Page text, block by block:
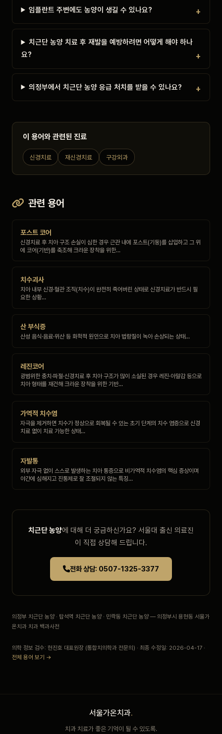
임플란트 주변에도 농양이 생길 수 있나요?
치근단 농양 치료 후 재발을 예방하려면 어떻게 해야 하나
요?
의정부에서 치근단 농양 응급 처치를 받을 수 있나요?
이 용어와 관련된 진료
신경치료 재신경치료 구강외과
관련 용어
포스트 코어
신경치료 후 치아 구조 손실이 심한 경우 근관 내에 포스트(기둥)를 삽입하고 그 위
에 코어(기반)를 축조해 크라운 장착을 위한…
치수괴사
치아 내부 신경·혈관 조직(치수)이 완전히 죽어버린 상태로 신경치료가 반드시 필
요한 상황…
산 부식증
산성 음식·음료·위산 등 화학적 원인으로 치아 법랑질이 녹아 손상되는 상태…
레진코어
광범위한 충치·파절·신경치료 후 치아 구조가 많이 소실된 경우 레진·아말감 등으로
치아 형태를 재건해 크라운 장착을 위한 기반…
가역적 치수염
자극을 제거하면 치수가 정상으로 회복될 수 있는 초기 단계의 치수 염증으로 신경
치료 없이 치료 가능한 상태…
자발통
외부 자극 없이 스스로 발생하는 치아 통증으로 비가역적 치수염의 핵심 증상이며
야간에 심해지고 진통제로 잘 조절되지 않는 특징…
치근단 농양에 대해 더 궁금하신가요? 서울대 출신 의료진
이 직접 상담해 드립니다.
전화 상담: 0507-1325-3377
의정부 치근단 농양 · 탑석역 치근단 농양 · 민락동 치근단 농양 — 의정부시 용현동 서울가
온치과 치과 백과사전
의학 정보 검수: 현진호 대표원장 (통합치의학과 전문의) · 최종 수정일: 2026-04-17 ·
전체 용어 보기 →
서울가온치과.
치과 치료가 좋은 기억이 될 수 있도록.